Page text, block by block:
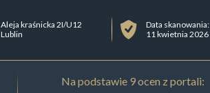
Aleja kraśnicka 2I/U12
Lublin
Data skanowania:
11 kwietnia 2026
Na podstawie 9 ocen z portali: